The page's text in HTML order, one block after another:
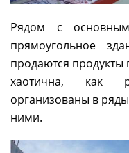
Рядом с
прямоугольное
продаются продукты
хаотична, как
организованы в
ними.